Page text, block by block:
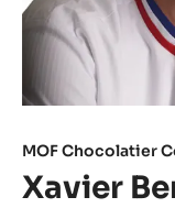
MOF Chocolatier
Xavier